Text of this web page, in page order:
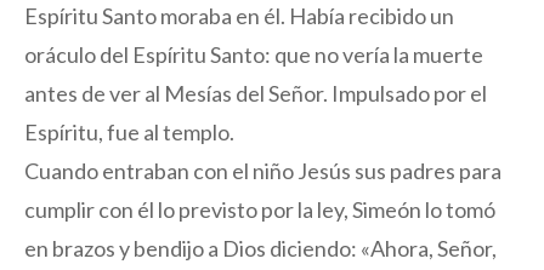
Espíritu Santo moraba en él. Había recibido un
oráculo del Espíritu Santo: que no vería la muerte
antes de ver al Mesías del Señor. Impulsado por el
Espíritu, fue al templo.
Cuando entraban con el niño Jesús sus padres para
cumplir con él lo previsto por la ley, Simeón lo tomó
en brazos y bendijo a Dios diciendo: «Ahora, Señor,